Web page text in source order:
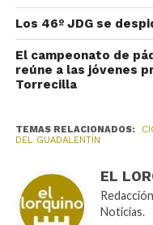
Los 46º JDG se
El campeonato de
reúne a las jóvenes
Torrecilla
TEMAS RELACIONADOS:
DEL GUADALENTÍN
EL
Noticias.